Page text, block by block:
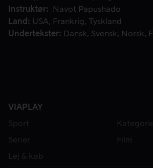
Instruktør
Navot Papushado
Land
USA Frankrig
Tyskland
Undertekster
Dansk Svensk Norsk
VIAPLAY
Sport
Serier
Film
Lej & køb